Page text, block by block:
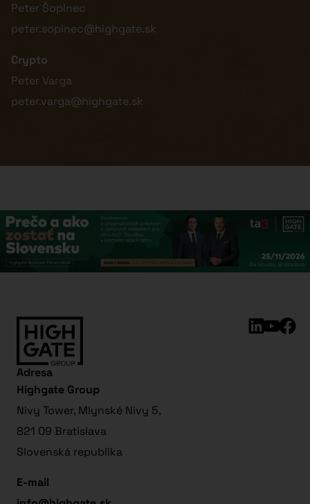
Peter Šopinec
peter.sopinec@highgate.sk
Crypto
Peter Varga
peter.varga@highgate.sk
Adresa
Highgate Group
Nivy Tower, Mlynské Nivy 5,
821 09 Bratislava
Slovenská republika
E-mail